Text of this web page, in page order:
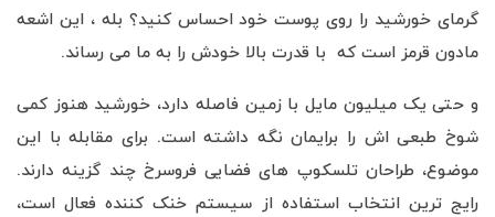
گرمای خورشید را روی پوست خود احساس کنید؟ بله ، این اشعه
مادون قرمز است که با قدرت بالا خودش را به ما می رساند.
و حتی یک میلیون مایل با زمین فاصله دارد، خورشید هنوز کمی
شوخ طبعی اش را برایمان نگه داشته است. برای مقابله با این
موضوع، طراحان تلسکوپ های فضایی فروسرخ چند گزینه دارند.
رایج ترین انتخاب استفاده از سیستم خنک کننده فعال است،